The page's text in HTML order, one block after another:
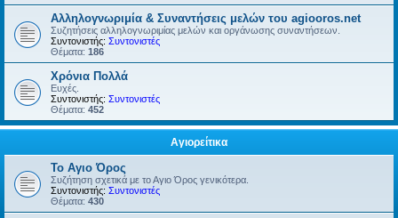
Αλληλογνωριμία & Συναντήσεις μελών του agiooros.net
Συζητήσεις αλληλογνωριμίας μελών και οργάνωσης συναντήσεων.
Συντονιστής: Συντονιστές
Θέματα: 186
Χρόνια Πολλά
Ευχές.
Συντονιστής: Συντονιστές
Θέματα: 452
Αγιορείτικα
Το Αγιο Όρος
Συζήτηση σχετικά με το Αγιο Όρος γενικότερα.
Συντονιστής: Συντονιστές
Θέματα: 430